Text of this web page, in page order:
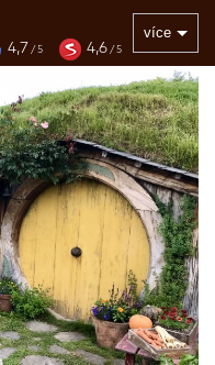
více
4,7 / 5 4,6 / 5